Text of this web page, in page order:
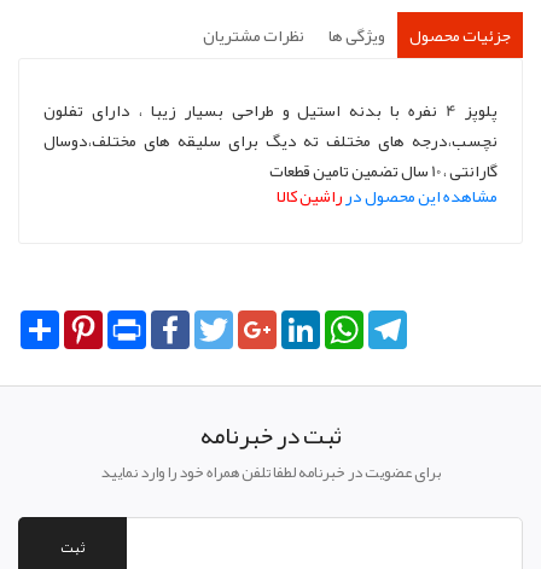
جزئیات محصول ویژگی ها نظرات مشتریان
پلوپز 4 نفره با بدنه استیل و طراحی بسیار زیبا ، دارای تفلون
نچسب،درجه های مختلف ته دیگ برای سلیقه های مختلف،دوسال
گارانتی ، 10 سال تضمین تامین قطعات
مشاهده این محصول درراشین کالا
Share PinterestPrint FacebookTwitterGoogle+LinkedInWhatsApp
ثبت در خبرنامه
برای عضویت در خبرنامه لطفا تلفن همراه خود را وارد نمایید
ثبت